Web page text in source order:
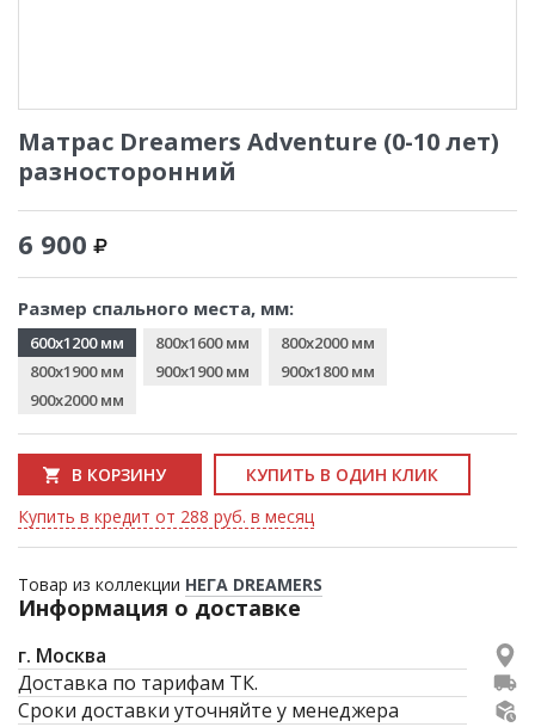
Матрас Dreamers Adventure (0-10 лет)
разносторонний
6 900
Размер спального места, мм:
600x1200 мм 800x1600 мм
800x2000 мм
800x1900 мм
900x1900 мм
900x1800 мм
900x2000 мм
В КОРЗИНУ
КУПИТЬ В ОДИН КЛИК
Купить в кредит от 288 руб. в месяц
Товар из коллекции НЕГА DREAMERS
Информация о доставке
г. Москва
Доставка по тарифам ТК.
Сроки доставки уточняйте у менеджера